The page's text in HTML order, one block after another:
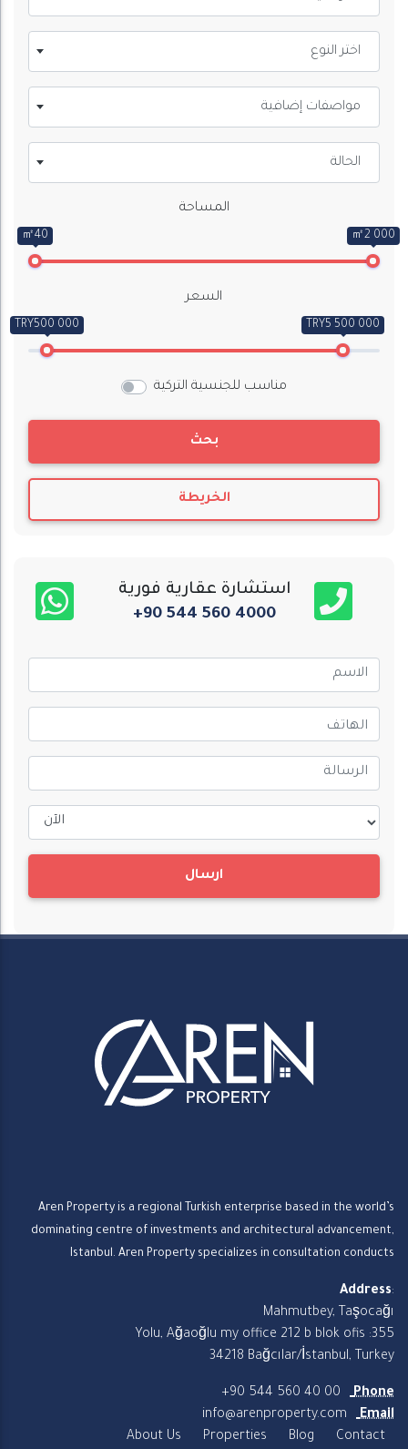
اختر النوع
مواصفات إضافية
الحالة
المساحة
㎡40 ㎡2 000
السعر
TRY500 000 TRY5 500 000
مناسب للجنسية التركية
بحث
الخريطة
استشارة عقارية فورية
+90 544 560 4000
ارسال
Aren Property is a regional Turkish enterprise based in the world’s
dominating centre of investments and architectural advancement,
Istanbul. Aren Property specializes in consultation conducts
Address:
Mahmutbey, Taşocağı
Yolu, Ağaoğlu my office 212 b blok ofis :355
34218 Bağcılar/İstanbul, Turkey
Phone
+90 544 560 40 00
Email
info@arenproperty.com
About Us
Properties Blog Contact